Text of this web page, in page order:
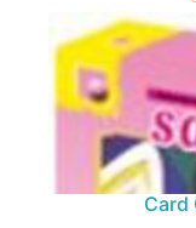
Card